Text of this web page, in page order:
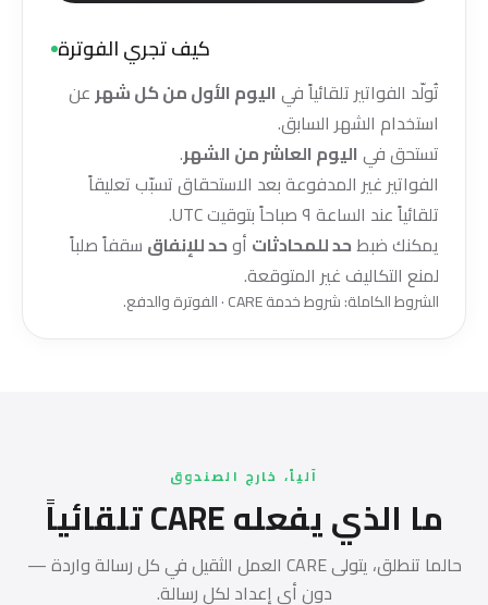
كيف تجري الفوترة
تُولّد الفواتير تلقائياً في اليوم الأول من كل شهرعن
استخدام الشهر السابق.
تستحق في اليوم العاشر من الشهر.
الفواتير غير المدفوعة بعد الاستحقاق تسبّب تعليقاً
تلقائياً عند الساعة ٩ صباحاً بتوقيت UTC.
يمكنك ضبطحد للمحادثات أوحد للإنفاق سقفاً صلباً
لمنع التكاليف غير المتوقعة.
الشروط الكاملة:شروط خدمة CARE ·الفوترة والدفع.
آلياً، خارج الصندوق
ما الذي يفعله CARE تلقائياً
حالما تنطلق، يتولى CARE العمل الثقيل في كل رسالة واردة —
دون أي إعداد لكل رسالة.